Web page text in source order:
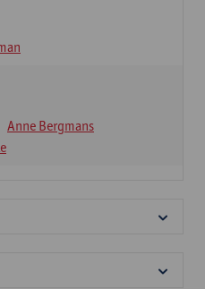
Anne Bergmans